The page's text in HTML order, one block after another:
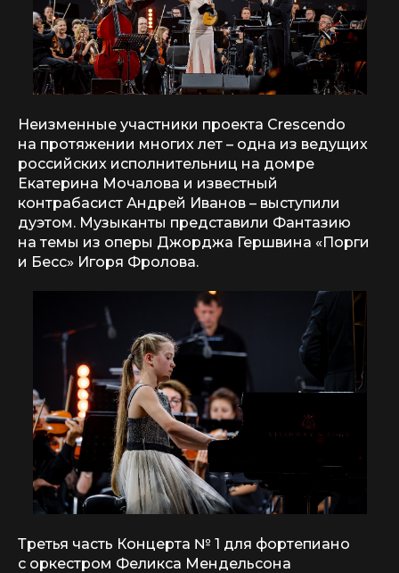
Неизменные участники проекта Crescendo
на протяжении многих лет – одна из ведущих
российских исполнительниц на домре
Екатерина Мочалова и известный
контрабасист Андрей Иванов – выступили
дуэтом. Музыканты представили Фантазию
на темы из оперы Джорджа Гершвина «Порги
и Бесс» Игоря Фролова.
Третья часть Концерта № 1 для фортепиано
с оркестром Феликса Мендельсона